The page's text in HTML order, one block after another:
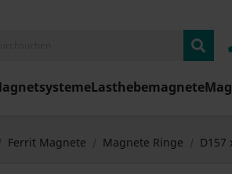
Lasthebemagnete
Ferrit Magnete Magnete Ringe D157